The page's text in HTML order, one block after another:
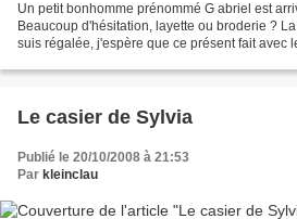
Un petit bonhomme prénommé G abriel est
Beaucoup d'hésitation, layette ou broderie ?
suis régalée, j'espère que ce présent fait avec
Le casier de Sylvia
Publié le 20/10/2008 à 21:53
Par kleinclau